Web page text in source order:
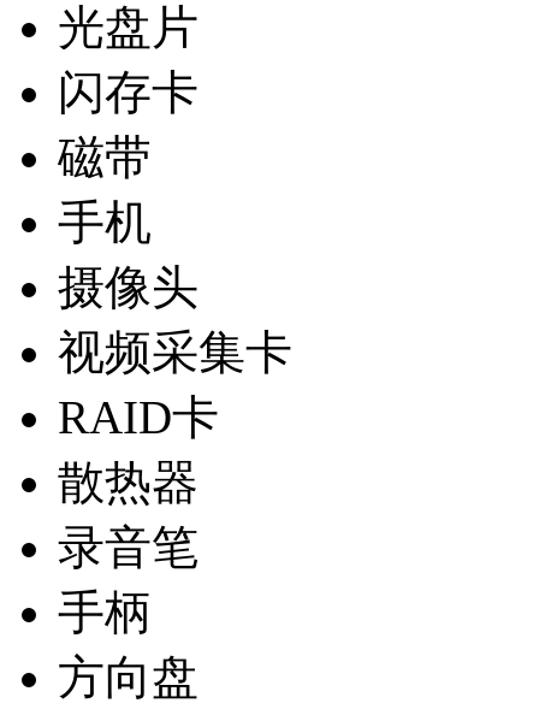
光盘片
闪存卡
磁带
手机
摄像头
视频采集卡
RAID卡
散热器
录音笔
手柄
方向盘